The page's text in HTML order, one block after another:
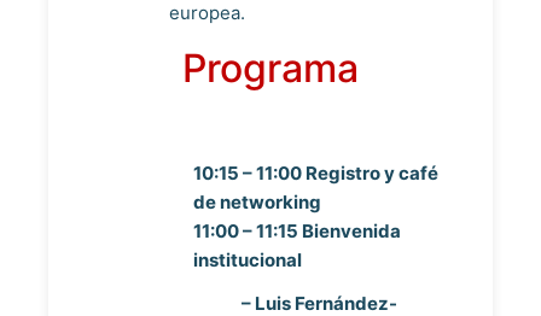
europea.
Programa
10:15 – 11:00 Registro y café
de networking
11:00 – 11:15 Bienvenida
institucional
– Luis Fernández-